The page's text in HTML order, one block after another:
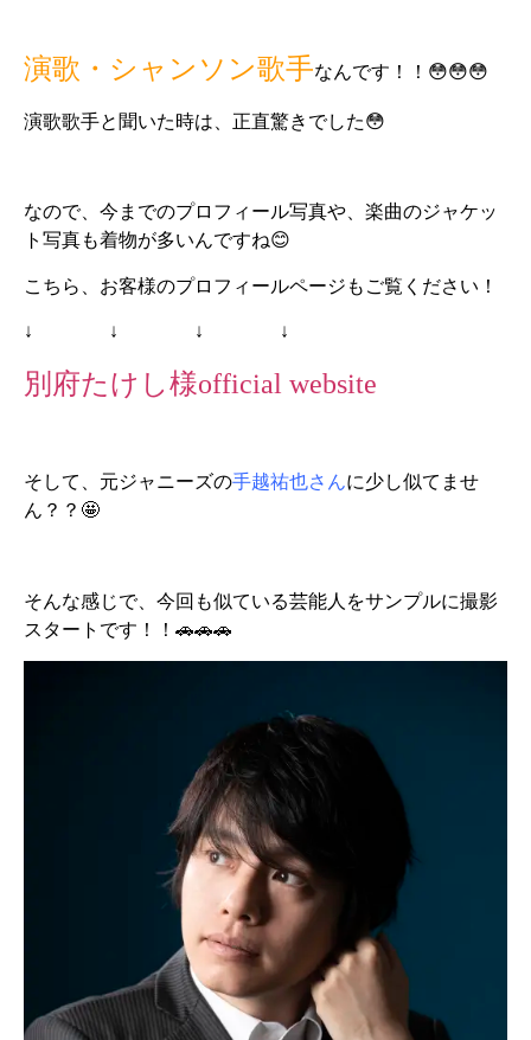
演歌・シャンソン歌手なんです！！😳😳😳
演歌歌手と聞いた時は、正直驚きでした😳
なので、今までのプロフィール写真や、楽曲のジャケッ
ト写真も着物が多いんですね😊
こちら、お客様のプロフィールページもご覧ください！
↓ ↓ ↓ ↓
別府たけし様official website
そして、元ジャニーズの手越祐也さんに少し似てませ
ん？？🤩
そんな感じで、今回も似ている芸能人をサンプルに撮影
スタートです！！🚗🚗🚗